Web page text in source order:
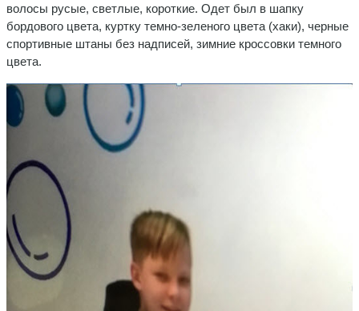
волосы русые, светлые, короткие. Одет был в шапку
бордового цвета, куртку темно-зеленого цвета (хаки), черные
спортивные штаны без надписей, зимние кроссовки темного
цвета.